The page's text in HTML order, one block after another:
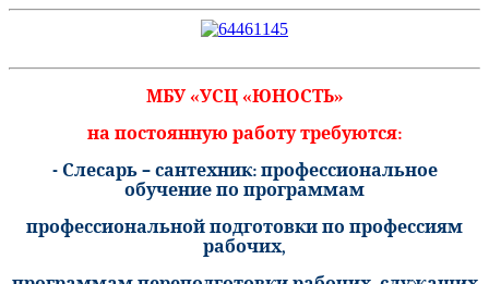
МБУ «УСЦ «ЮНОСТЬ»
на постоянную работу требуются:
- Слесарь – сантехник: профессиональное
обучение по программам
профессиональной подготовки по профессиям
рабочих,